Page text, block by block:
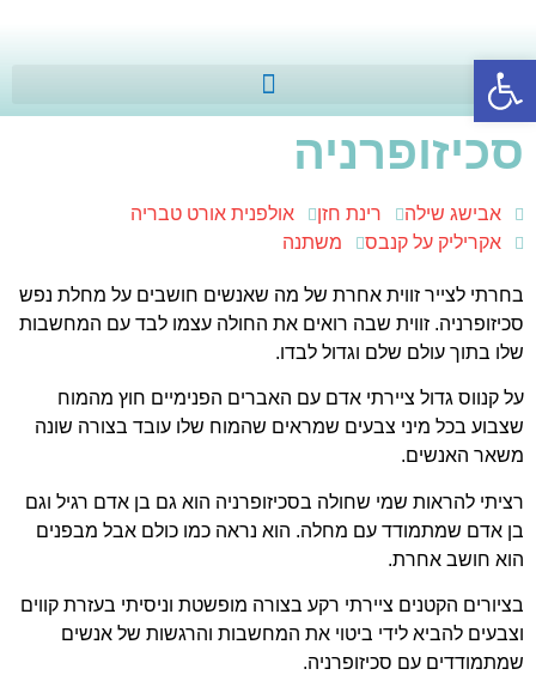
פתח סרגל נגישות
סכיזופרניה
אבישג שילה רינת חזן
אולפנית אורט טבריה
אקריליק על קנבס
משתנה
בחרתי לצייר זווית אחרת של מה שאנשים חושבים על מחלת נפש
סכיזופרניה. זווית שבה רואים את החולה עצמו לבד עם המחשבות
שלו בתוך עולם שלם וגדול לבדו.
על קנווס גדול ציירתי אדם עם האברים הפנימיים חוץ מהמוח
שצבוע בכל מיני צבעים שמראים שהמוח שלו עובד בצורה שונה
משאר האנשים.
רציתי להראות שמי שחולה בסכיזופרניה הוא גם בן אדם רגיל וגם
בן אדם שמתמודד עם מחלה. הוא נראה כמו כולם אבל מבפנים
הוא חושב אחרת.
בציורים הקטנים ציירתי רקע בצורה מופשטת וניסיתי בעזרת קווים
וצבעים להביא לידי ביטוי את המחשבות והרגשות של אנשים
שמתמודדים עם סכיזופרניה.